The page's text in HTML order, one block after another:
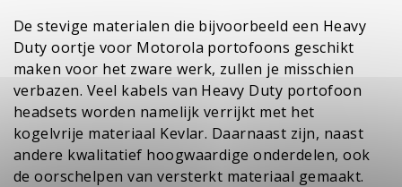
De stevige materialen die bijvoorbeeld een Heavy
Duty oortje voor Motorola portofoons geschikt
maken voor het zware werk, zullen je misschien
verbazen. Veel kabels van Heavy Duty portofoon
headsets worden namelijk verrijkt met het
kogelvrije materiaal Kevlar. Daarnaast zijn, naast
andere kwalitatief hoogwaardige onderdelen, ook
de oorschelpen van versterkt materiaal gemaakt.